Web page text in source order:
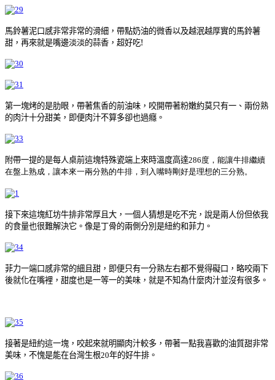
馬鈴薯泥口感非常非常的滑細，帶點奶油的微香以及越泯越厚實的馬鈴薯
甜，再來就是嘴邊淡淡的蒜香，超好吃!
第一塊烤的是肋眼，帶著焦香的前油味，咬開帶著粉嫩約莫只有一、兩份熟
的肉汁十分甜美，即便肉汁不算多卻也過癮。
附帶一提的是每人桌前這塊特殊瓷端上來時溫度高達286度，能讓牛排繼續
在盤上熟成，讓本來一兩分熟的牛排，到入嘴時剛好是理想的三分熟。
接下來這塊紅坊牛排非常厚且大，一個人猜想是吃不完，說是兩人份但依我
的食量也很難解決它。像是丁骨的兩側分別是紐約和菲力。
菲力一端口感非常的細且甜，即便只有一分熟左右都不覺得礙口，略咬兩下
後就化在嘴裡，甜度也是一等一的美味，就是不知為什麼肉汁並沒有很多。
接著是紐約這一塊，咬起來就明顯肉汁較多，帶著一點我喜歡的油質甜非常
美味，不愧是能在台灣生根20年的好牛排。